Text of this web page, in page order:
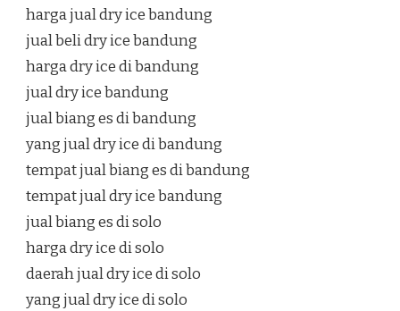
harga jual dry ice bandung
jual beli dry ice bandung
harga dry ice di bandung
jual dry ice bandung
jual biang es di bandung
yang jual dry ice di bandung
tempat jual biang es di bandung
tempat jual dry ice bandung
jual biang es di solo
harga dry ice di solo
daerah jual dry ice di solo
yang jual dry ice di solo